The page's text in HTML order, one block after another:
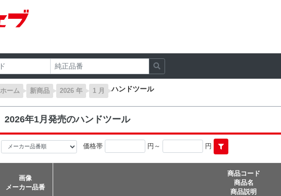
ホーム 新商品 2026 年 1 月 ハンドツール
2026年1月発売のハンドツール
価格帯 円～ 円
画像
メーカー品番
商品コード
商品名
商品説明